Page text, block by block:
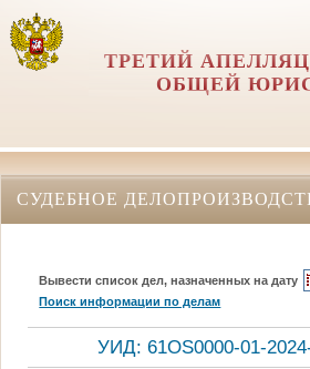
ТРЕТИЙ
ОБЩЕЙ
СУДЕБНОЕ
Вывести список дел, назначенных на дату
Поиск информации по делам
УИД: 61OS0000-01-